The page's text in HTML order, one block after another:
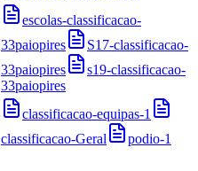
escolas-classificacao-
33paiopires
S17-classificacao-
33paiopires
s19-classificacao-
33paiopires
classificacao-equipas-1
classificacao-Geral
podio-1